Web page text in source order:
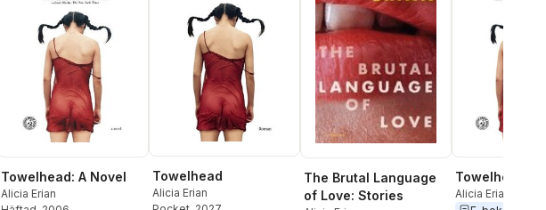
Towelhead: A Novel
Alicia Erian
Towelhead
Alicia Erian
The Brutal Language
of Love: Stories
Towelhead
Alicia Erian